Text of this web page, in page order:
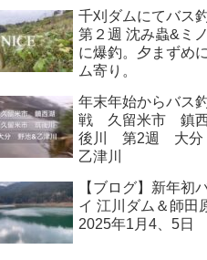
千刈ダムにてバス
第２週 沈み蟲&ミ
に爆釣。夕まずめ
ム寄り。
年末年始からバス
戦 久留米市 鎮
後川 第2週 大
乙津川
【ブログ】新年初
イ 江川ダム＆師田
2025年1月4、5日